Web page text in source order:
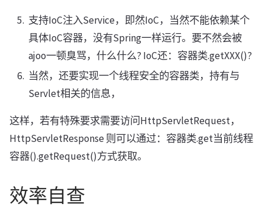
支持IoC注入Service，即然IoC，当然不能依赖某个
具体IoC容器，没有Spring一样运行。要不然会被
ajoo一顿臭骂，什么什么? IoC还：容器类.getXXX()?
当然，还要实现一个线程安全的容器类，持有与
Servlet相关的信息，
这样，若有特殊要求需要访问HttpServletRequest，
HttpServletResponse 则可以通过：容器类.get当前线程
容器().getRequest()方式获取。
效率自查